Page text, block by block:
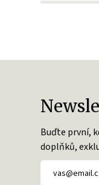
Buďte první,
doplňků,